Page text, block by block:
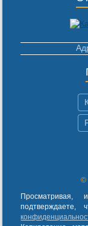
©
подтверждаете,